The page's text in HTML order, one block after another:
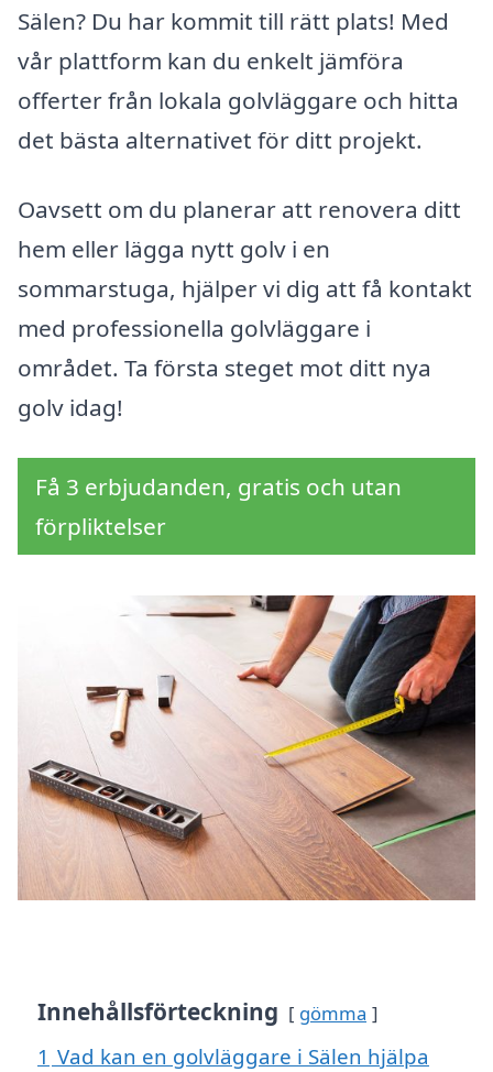
Sälen? Du har kommit till rätt plats! Med
vår plattform kan du enkelt jämföra
offerter från lokala golvläggare och hitta
det bästa alternativet för ditt projekt.
Oavsett om du planerar att renovera ditt
hem eller lägga nytt golv i en
sommarstuga, hjälper vi dig att få kontakt
med professionella golvläggare i
området. Ta första steget mot ditt nya
golv idag!
Få 3 erbjudanden, gratis och utan
förpliktelser
Innehållsförteckning gömma
1 Vad kan en golvläggare i Sälen hjälpa